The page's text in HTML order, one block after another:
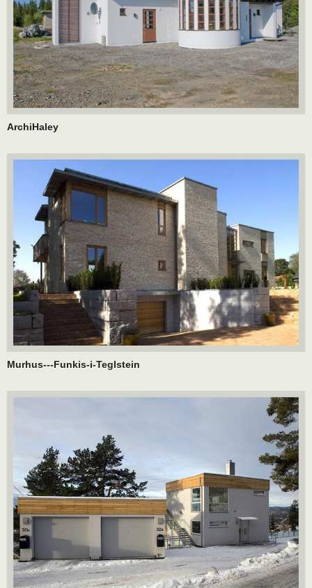
ArchiHaley
Murhus---Funkis-i-Teglstein